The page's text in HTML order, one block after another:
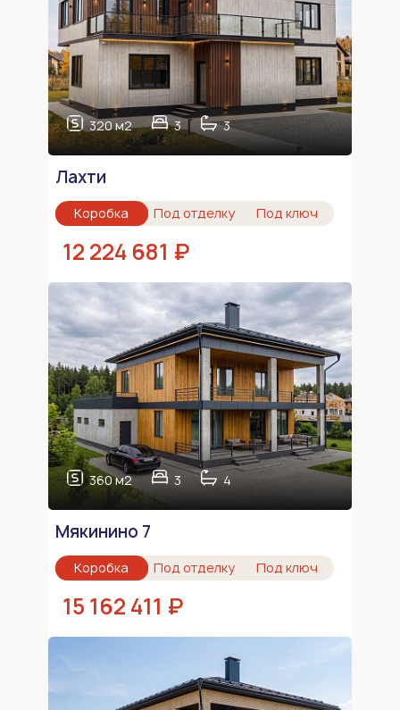
320 м2 3 3
Лахти
Коробка Под отделку Под ключ
12 224 681 ₽
360 м2 3 4
Мякинино 7
Коробка Под отделку Под ключ
15 162 411 ₽